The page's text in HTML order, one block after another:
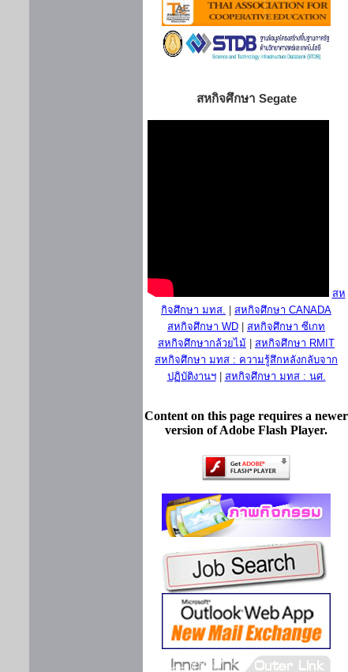
สหกิจศึกษา Segate
สห
กิจศึกษา มทส.
สหกิจศึกษา CANADA
สหกิจศึกษา WD
สหกิจศึกษา ซีเกท
สหกิจศึกษากล้วยไม้
สหกิจศึกษา RMIT
สหกิจศึกษา มทส : ความรู้สึกหลังกลับจาก
ปฏิบัติงานฯ| สหกิจศึกษา มทส : นศ.
Content on this page requires a newer
version of Adobe Flash Player.